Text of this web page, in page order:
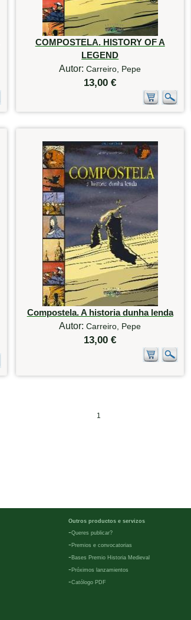
COMPOSTELA. HISTORY OF A
LEGEND
Autor:Carreiro, Pepe
13,00 €
Compostela. A historia dunha lenda
Autor:Carreiro, Pepe
13,00 €
1
Outros productos e servizos
-Queres publicar?
- Premios e convocatorias
- Bases Premio Historia Medieval
- Próximos lanzamientos
-Católogo PDF